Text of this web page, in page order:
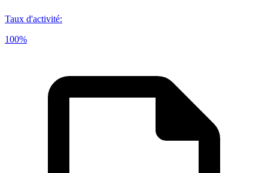
Taux d'activité:
100%